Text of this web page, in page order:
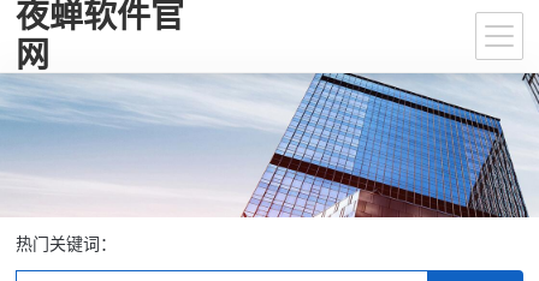
夜蝉软件官
网
热门关键词：